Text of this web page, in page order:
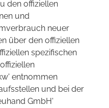
den offiziellen
und
neuer
über den offiziellen
spezifischen
entnommen
und bei der
GmbH'